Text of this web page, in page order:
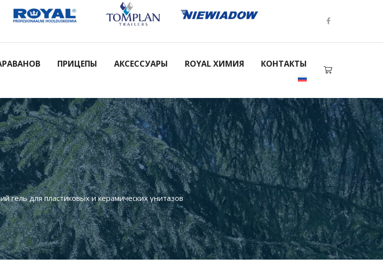
ПРИЦЕПЫ АКСЕССУАРЫ ROYAL ХИМИЯ КОНТАКТЫ
гель для пластиковых и керамических унитазов